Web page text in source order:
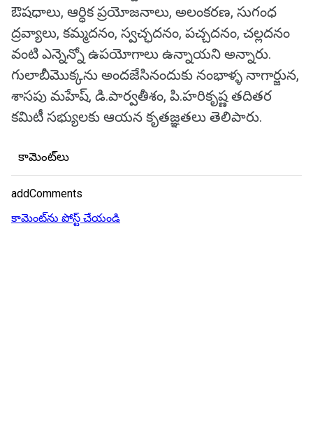
ఔషధాలు, ఆర్ధిక ప్రయోజనాలు, అలంకరణ, సుగంధ
ద్రవ్యాలు, కమ్మదనం, స్వచ్ఛదనం, పచ్చదనం, చల్లదనం
వంటి ఎన్నెన్నో ఉపయోగాలు ఉన్నాయని అన్నారు.
గులాబీమొక్కను అందజేసినందుకు నంభాళ్ళ నాగార్జున,
శాసపు మహేష్, డి.పార్వతీశం, పి.హరికృష్ణ తదితర
కమిటీ సభ్యులకు ఆయన కృతజ్ఞతలు తెలిపారు.
కామెంట్‌లు
addComments
కామెంట్‌ను పోస్ట్ చేయండి